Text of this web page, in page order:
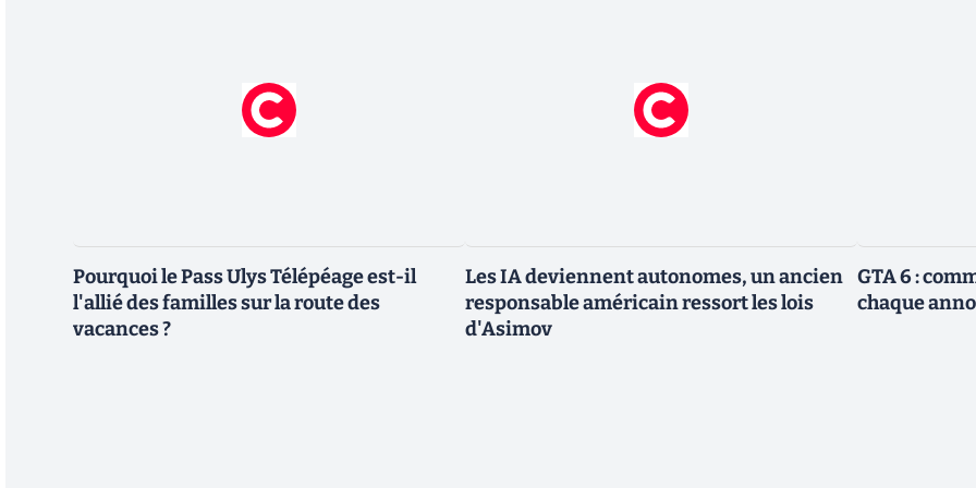
Pourquoi le Pass Ulys Télépéage est-il
l'allié des familles sur la route des
vacances ?
Les IA deviennent autonomes, un ancien
responsable américain ressort les lois
d'Asimov
GTA 6 :
chaque